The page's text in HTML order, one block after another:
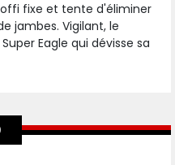
fixe et tente d'éliminer
jambes. Vigilant, le
Eagle qui dévisse sa